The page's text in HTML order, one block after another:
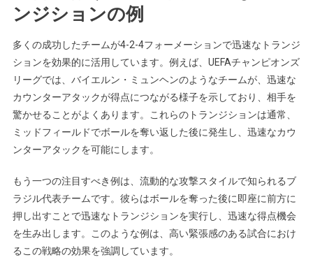
ンジションの例
多くの成功したチームが4-2-4フォーメーションで迅速なトランジ
ションを効果的に活用しています。例えば、UEFAチャンピオンズ
リーグでは、バイエルン・ミュンヘンのようなチームが、迅速な
カウンターアタックが得点につながる様子を示しており、相手を
驚かせることがよくあります。これらのトランジションは通常、
ミッドフィールドでボールを奪い返した後に発生し、迅速なカウ
ンターアタックを可能にします。
もう一つの注目すべき例は、流動的な攻撃スタイルで知られるブ
ラジル代表チームです。彼らはボールを奪った後に即座に前方に
押し出すことで迅速なトランジションを実行し、迅速な得点機会
を生み出します。このような例は、高い緊張感のある試合におけ
るこの戦略の効果を強調しています。